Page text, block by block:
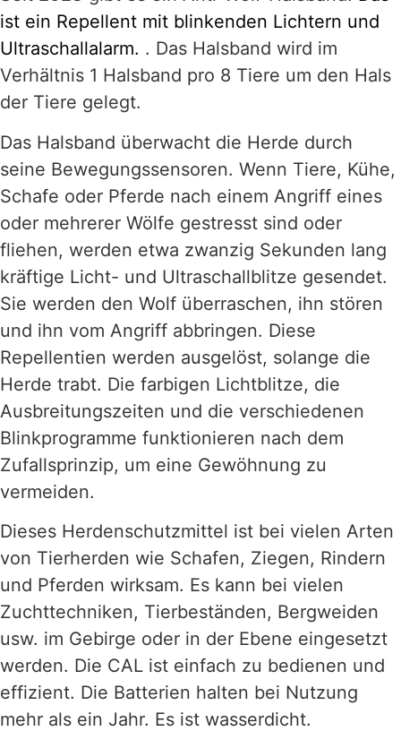
ist ein Repellent mit blinkenden Lichtern und
Ultraschallalarm. . Das Halsband wird im
Verhältnis 1 Halsband pro 8 Tiere um den Hals
der Tiere gelegt.
Das Halsband überwacht die Herde durch
seine Bewegungssensoren. Wenn Tiere, Kühe,
Schafe oder Pferde nach einem Angriff eines
oder mehrerer Wölfe gestresst sind oder
fliehen, werden etwa zwanzig Sekunden lang
kräftige Licht- und Ultraschallblitze gesendet.
Sie werden den Wolf überraschen, ihn stören
und ihn vom Angriff abbringen. Diese
Repellentien werden ausgelöst, solange die
Herde trabt. Die farbigen Lichtblitze, die
Ausbreitungszeiten und die verschiedenen
Blinkprogramme funktionieren nach dem
Zufallsprinzip, um eine Gewöhnung zu
vermeiden.
Dieses Herdenschutzmittel ist bei vielen Arten
von Tierherden wie Schafen, Ziegen, Rindern
und Pferden wirksam. Es kann bei vielen
Zuchttechniken, Tierbeständen, Bergweiden
usw. im Gebirge oder in der Ebene eingesetzt
werden. Die CAL ist einfach zu bedienen und
effizient. Die Batterien halten bei Nutzung
mehr als ein Jahr. Es ist wasserdicht.